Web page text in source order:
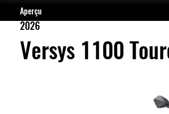
Aperçu
2026
Versys 1100